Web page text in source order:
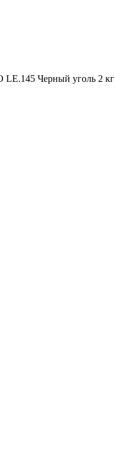
LE.145 Черный уголь 2 кг